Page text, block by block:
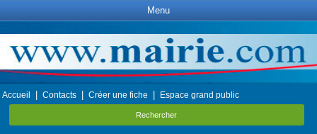
Menu
Accueil Contacts Créer une fiche Espace grand public
Rechercher